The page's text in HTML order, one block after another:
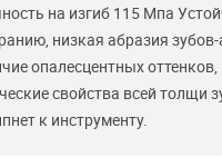
на изгиб 115 Мпа
низкая абразия зубов-
опалесцентных
свойства всей толщи
к инструменту.